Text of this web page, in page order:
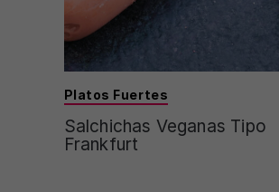
Platos Fuertes
Salchichas Veganas Tipo
Frankfurt